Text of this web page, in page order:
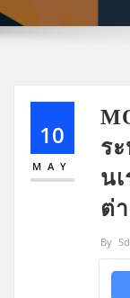
10
MAY
ร
น
ต่
By